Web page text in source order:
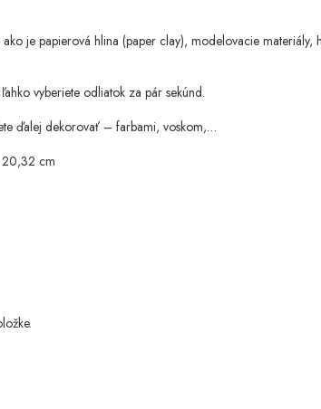
je papierová hlina (paper clay), modelovacie materiály,
vyberiete odliatok za pár sekúnd.
ďalej dekorovať – farbami, voskom,…
20,32 cm